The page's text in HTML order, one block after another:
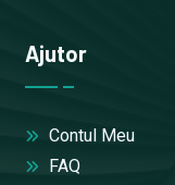
Ajutor
Contul Meu
FAQ